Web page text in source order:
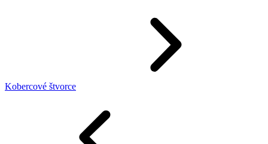
Kobercové štvorce